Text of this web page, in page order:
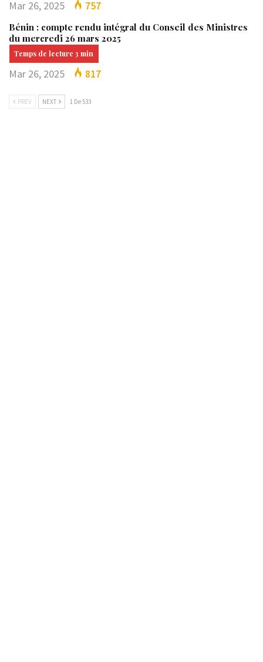
Mar 26, 2025 757
Bénin : compte rendu intégral du Conseil des Ministres
du mercredi 26 mars 2025
Mar 26, 2025 817
PREV NEXT 1 De 533